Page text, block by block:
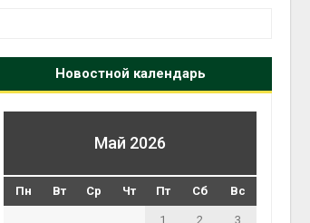
Новостной календарь
Май 2026
Пн Вт Ср Чт Пт Сб Вс
1 2 3